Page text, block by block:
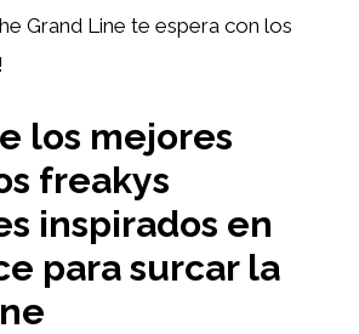
Grand Line te espera con los
los mejores
freakys
inspirados en
para surcar la